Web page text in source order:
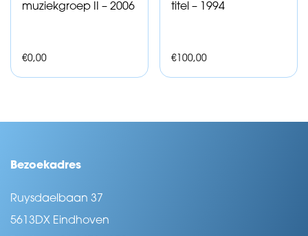
muziekgroep II – 2006
€0,00
titel – 1994
€ 100,00
Bezoekadres
Ruysdaelbaan 37
5613DX Eindhoven